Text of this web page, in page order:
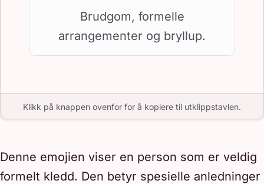
Brudgom, formelle
arrangementer og bryllup.
Klikk på knappen ovenfor for å kopiere til utklippstavlen.
Denne emojien viser en person som er veldig
formelt kledd. Den betyr spesielle anledninger